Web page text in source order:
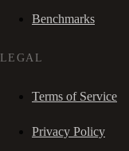
Benchmarks
LEGAL
Terms of Service
Privacy Policy